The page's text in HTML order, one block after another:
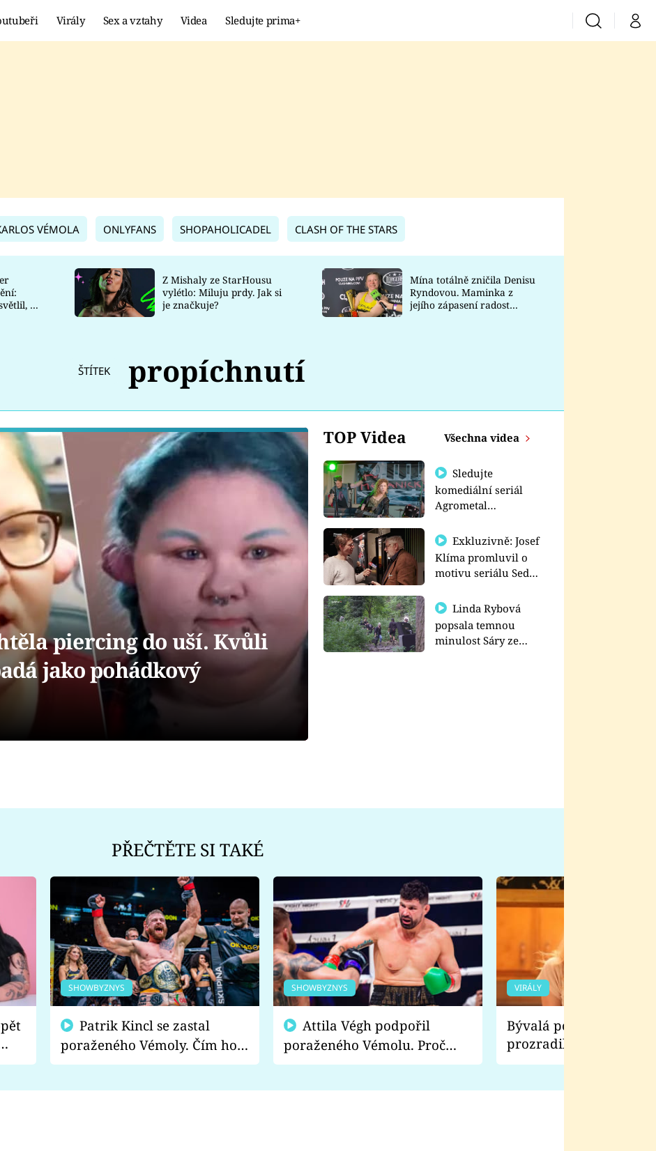
Virály Sex a vztahy Videa Sledujte prima+ VyhledáváníMůj
Prima Lajk
Sledujte nás
VÉMOLA ONLYFANS SHOPAHOLICADEL CLASH OF THE STARS
co
Z Mishaly ze StarHousu
vylétlo: Miluju prdy. Jak si
je značkuje?
Mína totálně zničila Denisu
Ryndovou. Maminka z
jejího zápasení radost
ŠTÍTEK propíchnutí
TOP Videa Všechna videa
Sledujte
komediální seriál
Agrometal
prima+
Exkluzivně: Josef
Klíma promluvil o
motivu seriálu Sedm
Linda Rybová
popsala temnou
minulost Sáry ze
piercing do uší. Kvůli
jako pohádkový
PŘEČTĚTE SI TAKÉ
SHOWBYZNYS
poraženého Vémoly. Čím ho
fanoušci naštvali?
SHOWBYZNYS
poraženého Vémolu. Proč
chce raději zápasit s ním než
VIRÁLY
Bývalá pornoherečka
prozradila, co ji
natáčení Euforie.